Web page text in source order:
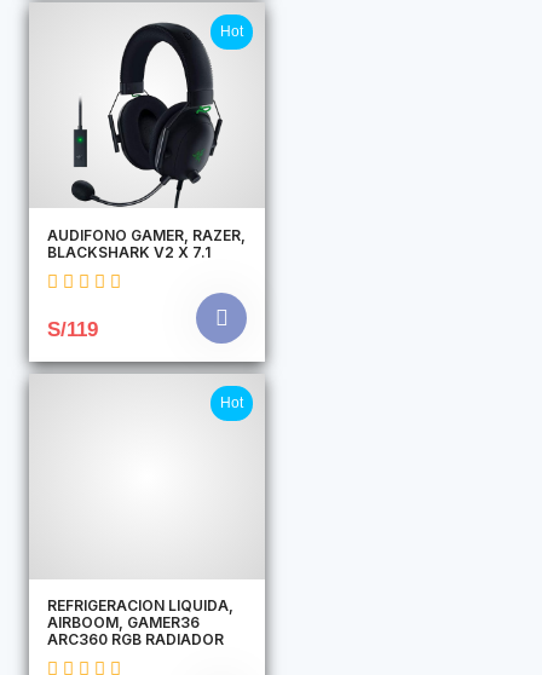
Hot
AUDIFONO GAMER, RAZER,
BLACKSHARK V2 X 7.1
S/119
Hot
REFRIGERACION LIQUIDA,
AIRBOOM, GAMER36
ARC360 RGB RADIADOR